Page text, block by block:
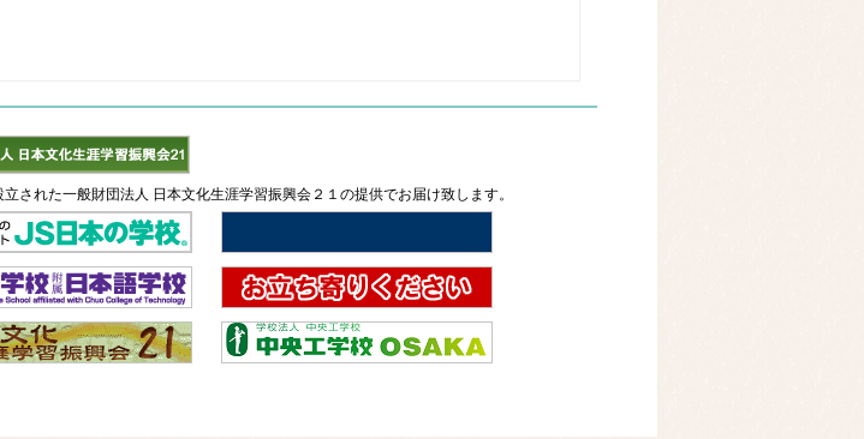
された一般財団法人 日本文化生涯学習振興会２１の提供でお届け致します。